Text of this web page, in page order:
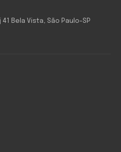
Bela Vista, São Paulo-SP